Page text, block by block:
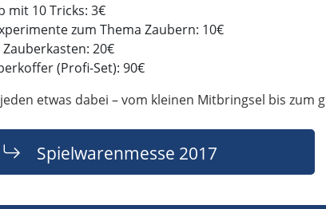
mit 10 Tricks: 3€
zum Thema Zaubern: 10€
Zauberkasten: 20€
(Profi-Set): 90€
etwas dabei – vom kleinen Mitbringsel bis zum
Spielwarenmesse 2017